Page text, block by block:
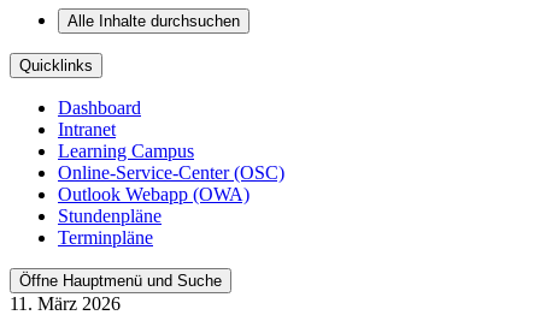
Alle Inhalte durchsuchen
Quicklinks
Dashboard
Intranet
Learning Campus
Online-Service-Center (OSC)
Outlook Webapp (OWA)
Stundenpläne
Terminpläne
Öffne Hauptmenü und Suche
11. März 2026